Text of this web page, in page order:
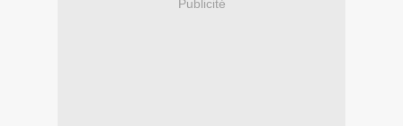
Publicité